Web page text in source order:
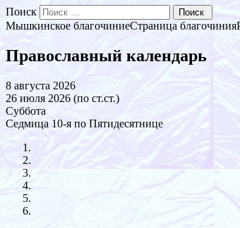
Поиск
Мышкинское благочиниеСтраница благочиния
Православный календарь
8 августа 2026
26 июля 2026 (по ст.ст.)
Суббота
Седмица 10-я по Пятидесятнице